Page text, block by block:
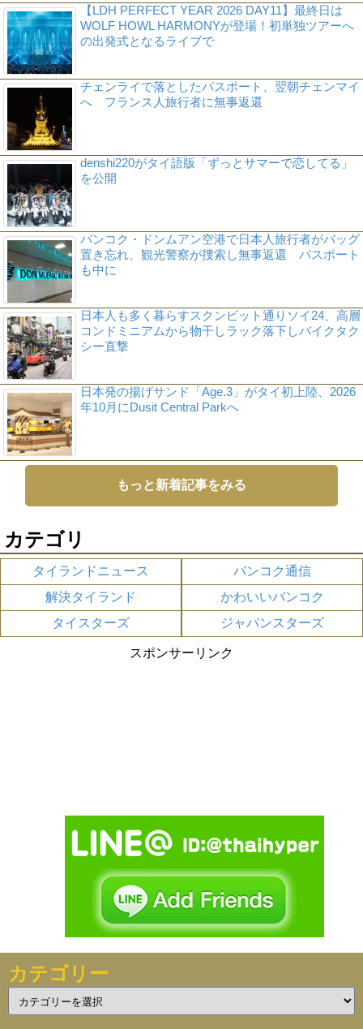
【LDH PERFECT YEAR 2026 DAY11】最終日は
WOLF HOWL HARMONYが登場！初単独ツアーへ
の出発式となるライブで
チェンライで落としたパスポート、翌朝チェンマイ
へ フランス人旅行者に無事返還
denshi220がタイ語版「ずっとサマーで恋してる」
を公開
バンコク・ドンムアン空港で日本人旅行者がバッグ
置き忘れ、観光警察が捜索し無事返還 パスポート
も中に
日本人も多く暮らすスクンビット通りソイ24、高層
コンドミニアムから物干しラック落下しバイクタク
シー直撃
日本発の揚げサンド「Age.3」がタイ初上陸、2026
年10月にDusit Central Parkへ
もっと新着記事をみる
カテゴリ
タイランドニュース
バンコク通信
解決タイランド
かわいいバンコク
タイスターズ
ジャパンスターズ
スポンサーリンク
カテゴリー
テ